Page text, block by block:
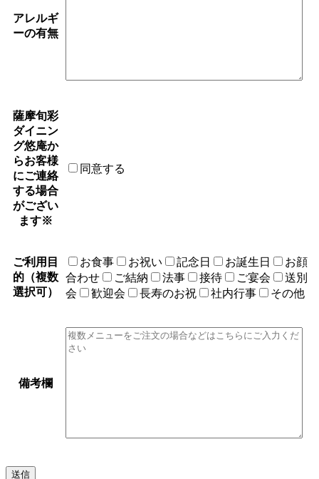
アレルギ
ーの有無
薩摩旬彩
ダイニン
グ悠庵か
らお客様
にご連絡
する場合
がござい
ます※
同意する
ご利用目
的（複数
選択可）
お食事 お祝い 記念日 お誕生日
お顔
合わせ
ご結納 法事 接待 ご宴会
送別
会
歓迎会 長寿のお祝 社内行事 その他
備考欄